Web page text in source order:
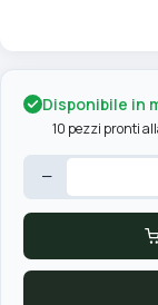
Disponibile in
10 pezzi pronti
−